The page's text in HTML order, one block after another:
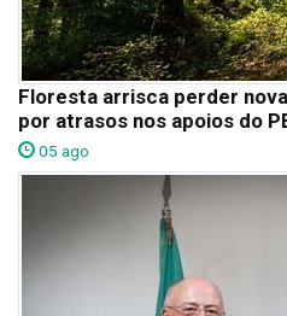
Floresta arrisca perder
por atrasos nos apoios do
05 ago